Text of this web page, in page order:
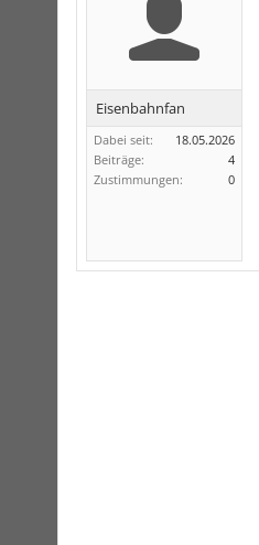
Eisenbahnfan
Dabei seit:
18.05.2026
Beiträge:
4
Zustimmungen:
0